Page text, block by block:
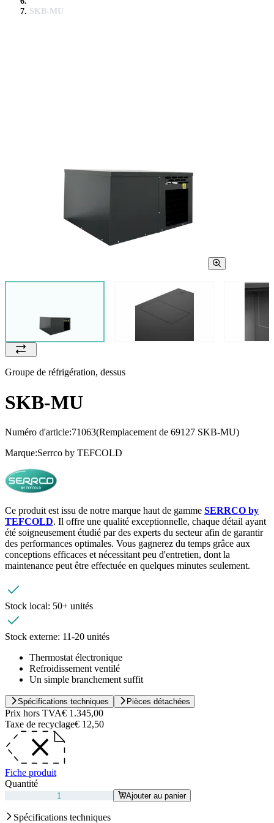
SKB-MU
Groupe de réfrigération, dessus
SKB-MU
Numéro d'article:71063(Remplacement de 69127 SKB-MU)
Marque:Serrco by TEFCOLD
Ce produit est issu de notre marque haut de gamme SERRCO by
TEFCOLD. Il offre une qualité exceptionnelle, chaque détail ayant
été soigneusement étudié par des experts du secteur afin de garantir
des performances optimales. Vous gagnerez du temps grâce aux
conceptions efficaces et nécessitant peu d'entretien, dont la
maintenance peut être effectuée en quelques minutes seulement.
Stock local: 50+ unités
Stock externe: 11-20 unités
Thermostat électronique
Refroidissement ventilé
Un simple branchement suffit
Spécifications techniques Pièces détachées
Prix hors TVA€ 1.345,00
Taxe de recyclage€ 12,50
Fiche produit
Quantité
Ajouter au panier
Spécifications techniques